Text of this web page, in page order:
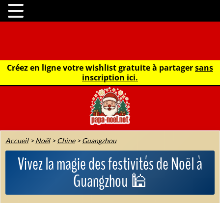
Créez en ligne votre wishlist gratuite à partagersans
inscription ici.
Accueil>Noël>Chine>Guangzhou
Vivez la magie des festivités de Noël à
Guangzhou 🕌